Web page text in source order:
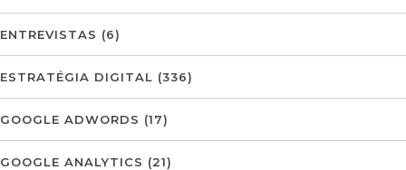
ENTREVISTAS (6)
ESTRATÉGIA DIGITAL (336)
GOOGLE ADWORDS (17)
GOOGLE ANALYTICS (21)